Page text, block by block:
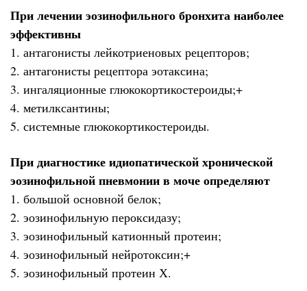
При лечении эозинофильного бронхита наиболее
эффективны
1. антагонисты лейкотриеновых рецепторов;
2. антагонисты рецептора эотаксина;
3. ингаляционные глюкокортикостероиды;+
4. метилксантины;
5. системные глюкокортикостероиды.
При диагностике идиопатической хронической
эозинофильной пневмонии в моче определяют
1. большой основной белок;
2. эозинофильную пероксидазу;
3. эозинофильный катионный протеин;
4. эозинофильный нейротоксин;+
5. эозинофильный протеин Х.